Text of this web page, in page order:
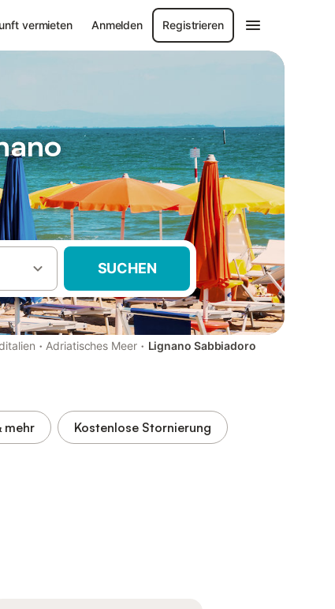
vermieten Anmelden Registrieren
SUCHEN
· Adriatisches Meer · Lignano Sabbiadoro
mehr Kostenlose Stornierung